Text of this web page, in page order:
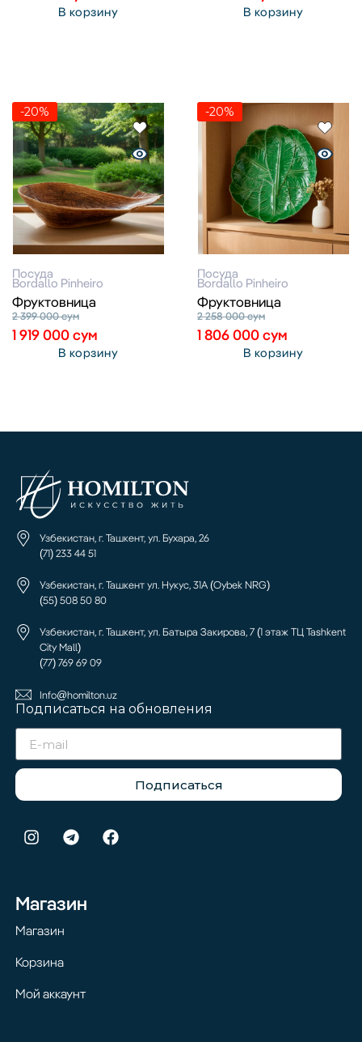
В корзину В корзину
-20%
Посуда
Bordallo Pinheiro
Фруктовница
2 399 000сум
1 919 000сум
В корзину
-20%
Посуда
Bordallo Pinheiro
Фруктовница
2 258 000сум
1 806 000сум
В корзину
Узбекистан, г. Ташкент, ул. Бухара, 26
(71) 233 44 51
Узбекистан, г. Ташкент ул. Нукус, 31А (Oybek NRG)
(55) 508 50 80
Узбекистан, г. Ташкент, ул. Батыра Закирова, 7 (1 этаж ТЦ Tashkent
City Mall)
(77) 769 69 09
Info@homilton.uz
Подписаться на обновления
Подписаться
Магазин
Магазин
Корзина
Мой аккаунт